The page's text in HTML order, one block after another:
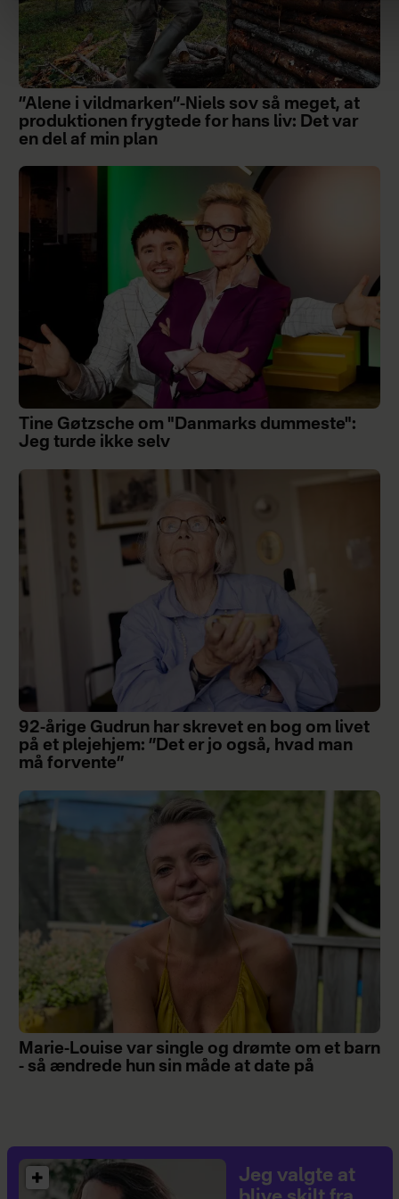
”Alene i vildmarken”-Niels sov så meget, at
produktionen frygtede for hans liv: Det var
en del af min plan
Tine Gøtzsche om "Danmarks dummeste":
Jeg turde ikke selv
92-årige Gudrun har skrevet en bog om livet
på et plejehjem: ”Det er jo også, hvad man
må forvente”
Marie-Louise var single og drømte om et barn
- så ændrede hun sin måde at date på
Jeg valgte at